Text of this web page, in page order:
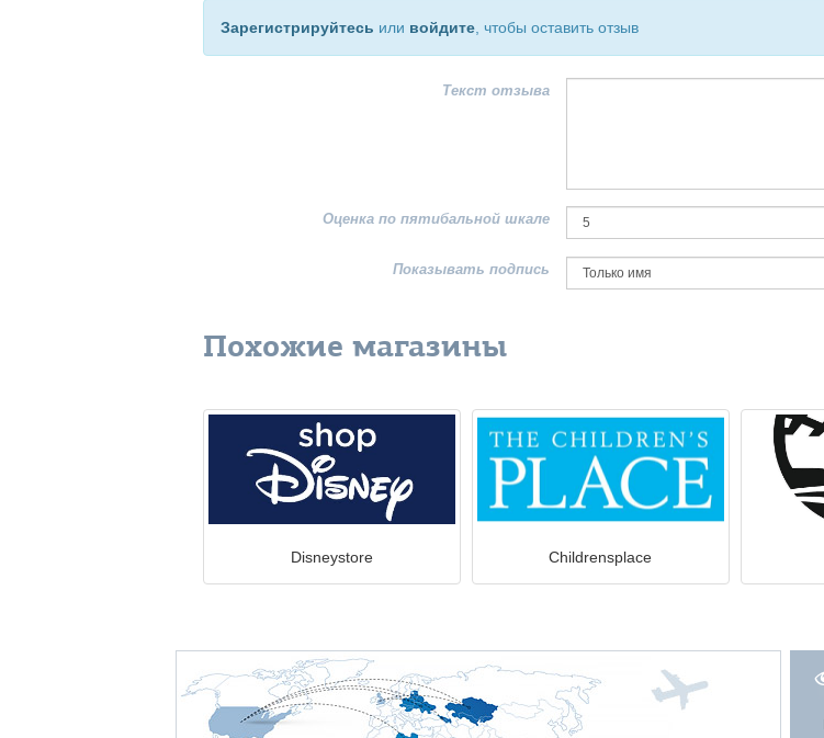
Зарегистрируйтесь или войдите , чтобы оставить отзыв
Текст отзыва
Оценка по пятибальной шкале
Показывать подпись
Похожие магазины
Disneystore Childrensplace